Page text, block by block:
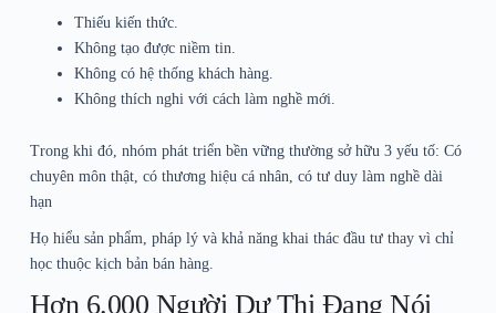
Thiếu kiến thức.
Không tạo được niềm tin.
Không có hệ thống khách hàng.
Không thích nghi với cách làm nghề mới.
Trong khi đó, nhóm phát triển bền vững thường sở hữu 3 yếu tố: Có
chuyên môn thật, có thương hiệu cá nhân, có tư duy làm nghề dài
hạn
Họ hiểu sản phẩm, pháp lý và khả năng khai thác đầu tư thay vì chỉ
học thuộc kịch bản bán hàng.
Hơn 6.000 Người Dự Thi Đang Nói